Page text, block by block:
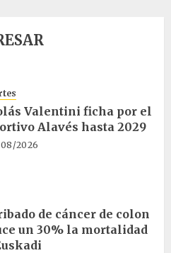
Valentini ficha por el
Alavés hasta 2029
2026
de cáncer de colon
un 30% la mortalidad